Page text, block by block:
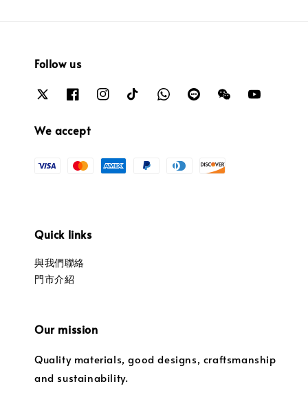
Follow us
We accept
Quick links
與我們聯絡
門市介紹
Our mission
Quality materials, good designs, craftsmanship
and sustainability.